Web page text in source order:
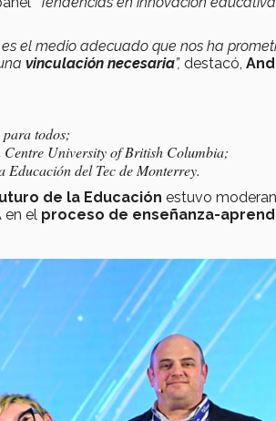
el medio adecuado que nos ha
vinculación necesaria”, destacó,
todos;
University of British Columbia;
del Tec de Monterrey.
de la Educación estuvo
en el proceso de enseñanza-